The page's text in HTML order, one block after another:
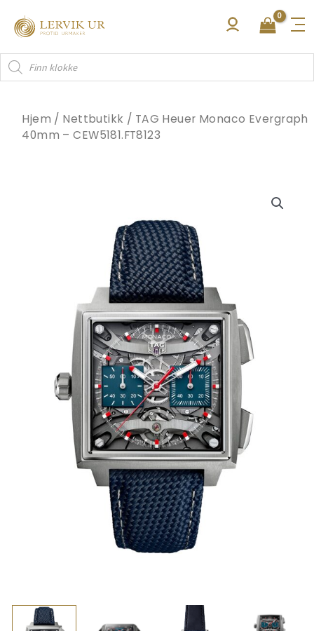
rett
innholdet
Products
search
Hjem / Nettbutikk / TAG Heuer Monaco Evergraph
40mm – CEW5181.FT8123